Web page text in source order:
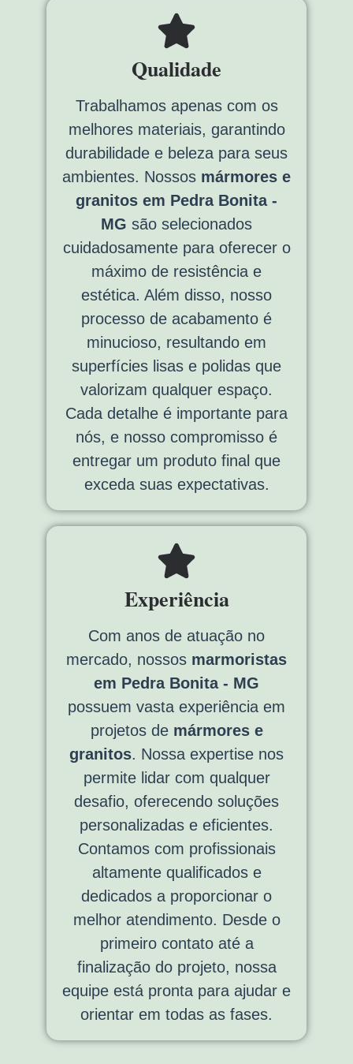
Qualidade
Trabalhamos apenas com os
melhores materiais, garantindo
durabilidade e beleza para seus
ambientes. Nossos mármores e
granitos em Pedra Bonita -
MG são selecionados
cuidadosamente para oferecer o
máximo de resistência e
estética. Além disso, nosso
processo de acabamento é
minucioso, resultando em
superfícies lisas e polidas que
valorizam qualquer espaço.
Cada detalhe é importante para
nós, e nosso compromisso é
entregar um produto final que
exceda suas expectativas.
Experiência
Com anos de atuação no
mercado, nossos marmoristas
em Pedra Bonita - MG
possuem vasta experiência em
projetos de mármores e
granitos. Nossa expertise nos
permite lidar com qualquer
desafio, oferecendo soluções
personalizadas e eficientes.
Contamos com profissionais
altamente qualificados e
dedicados a proporcionar o
melhor atendimento. Desde o
primeiro contato até a
finalização do projeto, nossa
equipe está pronta para ajudar e
orientar em todas as fases.